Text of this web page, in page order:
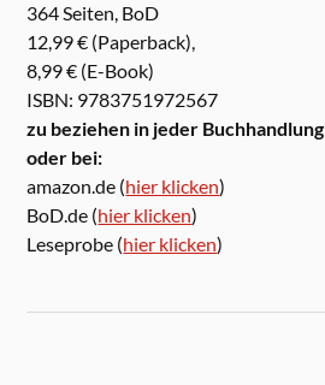
364 Seiten, BoD
12,99 € (Paperback),
8,99 € (E-Book)
ISBN: 9783751972567
zu beziehen in jeder Buchhandlung
oder bei:
amazon.de (hier klicken)
BoD.de (hier klicken)
Leseprobe (hier klicken)